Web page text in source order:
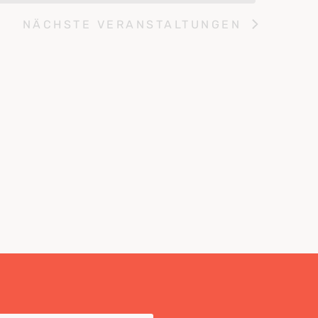
NÄCHSTE VERANSTALTUNGEN